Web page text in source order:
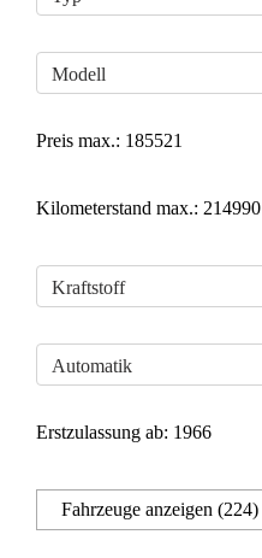
Modell
Preis max.: 185521
Kilometerstand max.: 214990
Kraftstoff
Automatik
Erstzulassung ab: 1966
Fahrzeuge anzeigen (224)